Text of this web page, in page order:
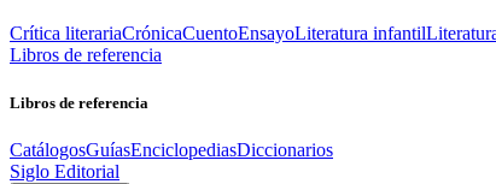
Crítica literariaCrónicaCuentoEnsayoLiteratura infantil
Libros de referencia
Libros de referencia
CatálogosGuíasEnciclopediasDiccionarios
Siglo Editorial